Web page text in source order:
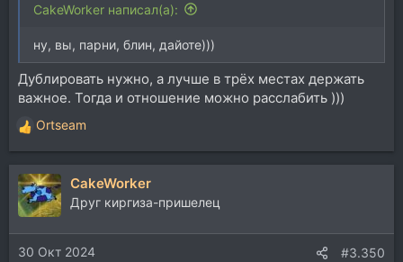
CakeWorker написал(а):
ну, вы, парни, блин, дайоте)))
Дублировать нужно, а лучше в трёх местах держать
важное. Тогда и отношение можно расслабить )))
Р
е
а
к
ц
и
и
:
Ortseam
CakeWorker
Друг киргиза-пришелец
30 Окт 2024 #3.350